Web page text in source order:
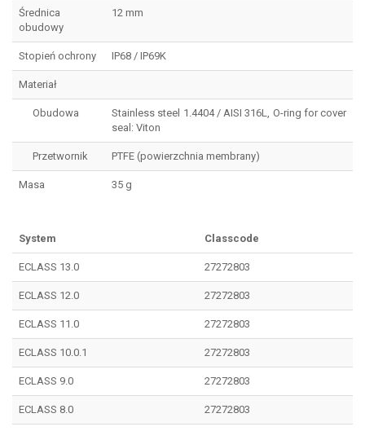
Średnica
obudowy
12 mm
Stopień ochrony IP68 / IP69K
Materiał
Obudowa
Stainless steel 1.4404 / AISI 316L, O-ring for cover
seal: Viton
Przetwornik PTFE (powierzchnia membrany)
Masa 35 g
System Classcode
ECLASS 13.0 27272803
ECLASS 12.0 27272803
ECLASS 11.0 27272803
ECLASS 10.0.1 27272803
ECLASS 9.0 27272803
ECLASS 8.0 27272803